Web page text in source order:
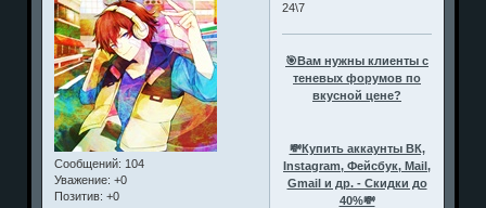
Сообщений: 104
Уважение: +0
Позитив: +0
24\7
🎯Вам нужны клиенты с
теневых форумов по
вкусной цене?
💸Купить аккаунты ВК,
Instagram, Фейсбук, Mail,
Gmail и др. - Скидки до
40%💸